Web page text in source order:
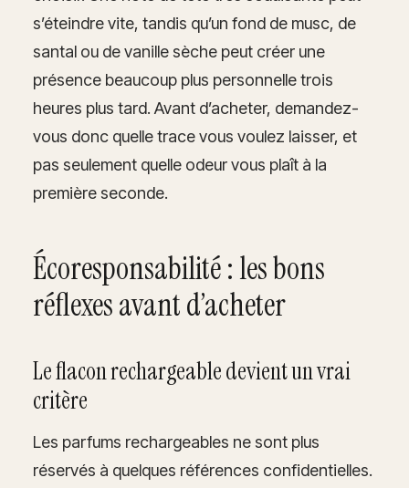
s’éteindre vite, tandis qu’un fond de musc, de
santal ou de vanille sèche peut créer une
présence beaucoup plus personnelle trois
heures plus tard. Avant d’acheter, demandez-
vous donc quelle trace vous voulez laisser, et
pas seulement quelle odeur vous plaît à la
première seconde.
Écoresponsabilité : les bons
réflexes avant d’acheter
Le flacon rechargeable devient un vrai
critère
Les parfums rechargeables ne sont plus
réservés à quelques références confidentielles.